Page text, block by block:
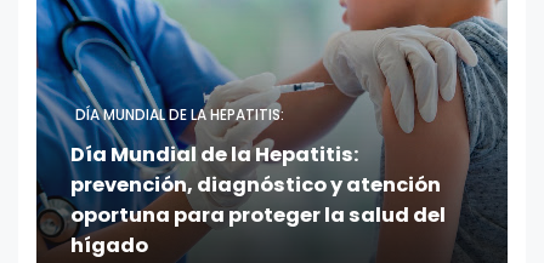
DÍA MUNDIAL DE LA HEPATITIS:
Día Mundial de la Hepatitis:
prevención, diagnóstico y atención
oportuna para proteger la salud del
hígado